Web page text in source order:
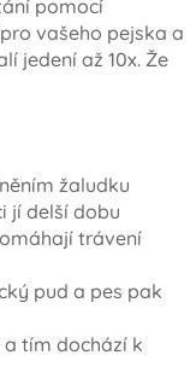
pomocí
vašeho pejska a
jedení až 10x. Že
žaludku
jí delší dobu
trávení
pud a pes pak
tím dochází k